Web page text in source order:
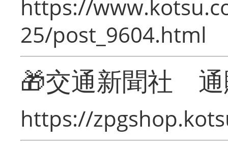
https://
25/post_9604.html
🎁交通新聞社
https://